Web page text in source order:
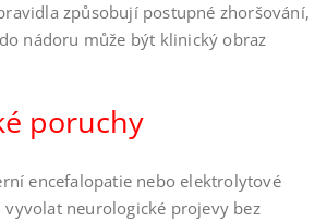
způsobují postupné zhoršování,
nádoru může být klinický obraz
poruchy
encefalopatie nebo elektrolytové
vyvolat neurologické projevy bez